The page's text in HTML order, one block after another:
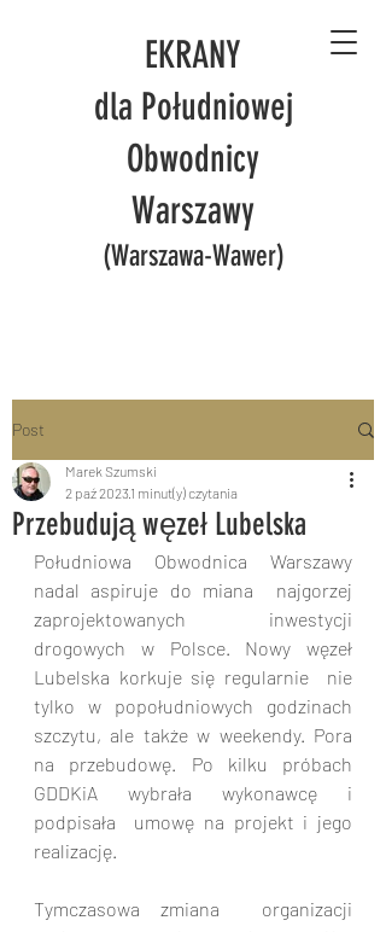
EKRANY
dla Południowej
Obwodnicy
Warszawy
(Warszawa-Wawer)
Post
Przebudują węzeł Lubelska
Marek Szumski
2 paź 2023 1 minut(y) czytania
Południowa Obwodnica Warszawy
nadal aspiruje do miana  najgorzej
zaprojektowanych inwestycji
drogowych w Polsce. Nowy węzeł
Lubelska korkuje się regularnie  nie
tylko w popołudniowych godzinach
szczytu, ale także w weekendy. Pora
na przebudowę. Po kilku próbach
GDDKiA wybrała wykonawcę i
podpisała  umowę na projekt i jego
realizację.
Tymczasowa zmiana  organizacji